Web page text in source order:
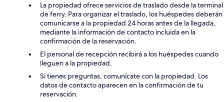
La propiedad ofrece servicios de traslado desde la terminal
de ferry. Para organizar el traslado, los huéspedes deberán
comunicarse a la propiedad 24 horas antes de la llegada,
mediante la información de contacto incluida en la
confirmación de la reservación.
El personal de recepción recibirá a los huéspedes cuando
lleguen a la propiedad.
Si tienes preguntas, comunícate con la propiedad. Los
datos de contacto aparecen en la confirmación de tu
reservación.